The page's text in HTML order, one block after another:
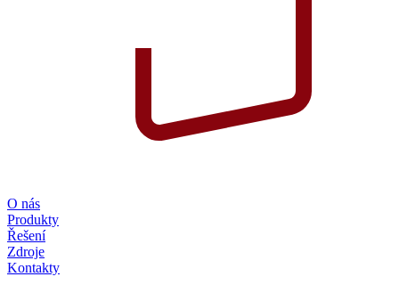
O nás
Produkty
Řešení
Zdroje
Kontakty